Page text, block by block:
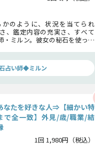
かのように、状況を当てられ
、鑑定内容の充実さ、すべて
・ミルン。彼女の秘石を使った
占い師◆ミルン
なたを好きな人⇒【細かい特
で全一致】外見/歳/職業/結
1回 1,980円（税込）